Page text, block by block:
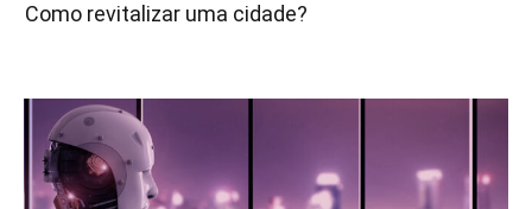
Como revitalizar uma cidade?